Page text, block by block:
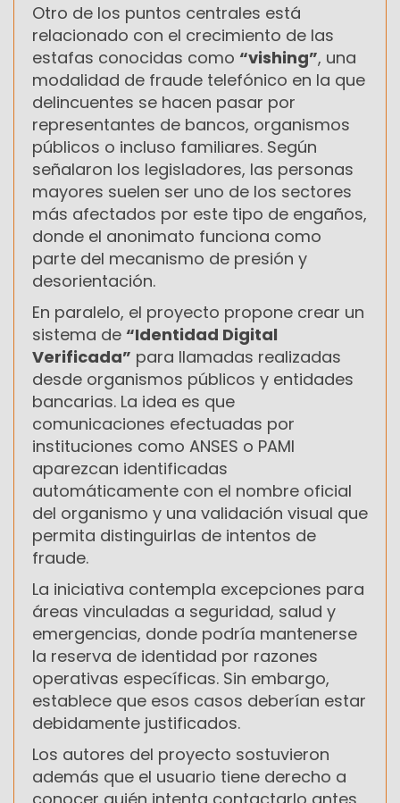
Otro de los puntos centrales está
relacionado con el crecimiento de las
estafas conocidas como “vishing”, una
modalidad de fraude telefónico en la que
delincuentes se hacen pasar por
representantes de bancos, organismos
públicos o incluso familiares. Según
señalaron los legisladores, las personas
mayores suelen ser uno de los sectores
más afectados por este tipo de engaños,
donde el anonimato funciona como
parte del mecanismo de presión y
desorientación.
En paralelo, el proyecto propone crear un
sistema de “Identidad Digital
Verificada” para llamadas realizadas
desde organismos públicos y entidades
bancarias. La idea es que
comunicaciones efectuadas por
instituciones como ANSES o PAMI
aparezcan identificadas
automáticamente con el nombre oficial
del organismo y una validación visual que
permita distinguirlas de intentos de
fraude.
La iniciativa contempla excepciones para
áreas vinculadas a seguridad, salud y
emergencias, donde podría mantenerse
la reserva de identidad por razones
operativas específicas. Sin embargo,
establece que esos casos deberían estar
debidamente justificados.
Los autores del proyecto sostuvieron
además que el usuario tiene derecho a